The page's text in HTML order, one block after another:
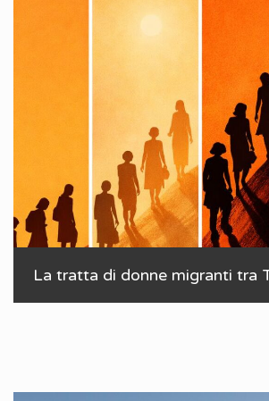
La tratta di donne migranti tra